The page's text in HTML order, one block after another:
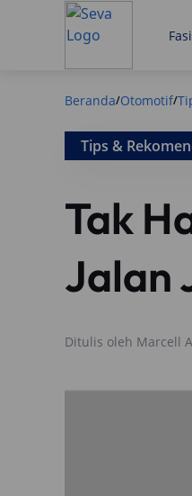
Beranda/Otomotif/
Tips &
Tak
Jalan
Ditulis oleh Marcell